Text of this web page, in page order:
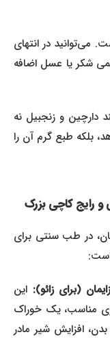
در انتهای
شکر یا عسل اضافه
و زنجبیل نه
طبع گرم آن را
کاچی بزرک
در طب سنتی برای
(برای زائو):این
و کالری مناسب، یک خوراک
افزایش شیر مادر